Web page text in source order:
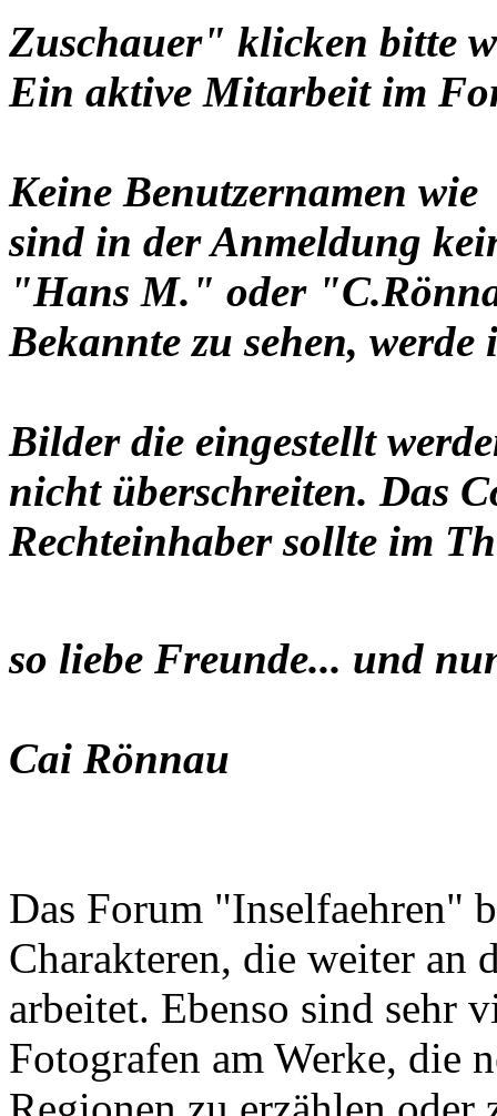
Zuschauer" klicken bitte
Ein aktive Mitarbeit im
Keine Benutzernamen
sind in der Anmeldung
"Hans M." oder
Bekannte zu sehen,
Bilder die eingestellt
nicht überschreiten. Das
Rechteinhaber sollte im
so liebe Freunde... und
Cai Rönnau
Das Forum "Inselfaehren"
Charakteren, die weiter an
arbeitet. Ebenso sind sehr
Fotografen am Werke, die